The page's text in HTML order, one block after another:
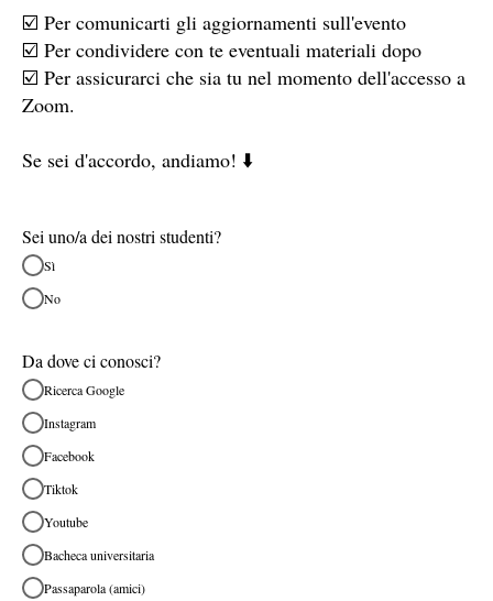
☑️ Per comunicarti gli aggiornamenti sull'evento
☑️ Per condividere con te eventuali materiali dopo
☑️ Per assicurarci che sia tu nel momento dell'accesso a
Zoom.
Se sei d'accordo, andiamo! ⬇️
Sei uno/a dei nostri studenti?
Sì
No
Da dove ci conosci?
Ricerca Google
Instagram
Facebook
Tiktok
Youtube
Bacheca universitaria
Passaparola (amici)